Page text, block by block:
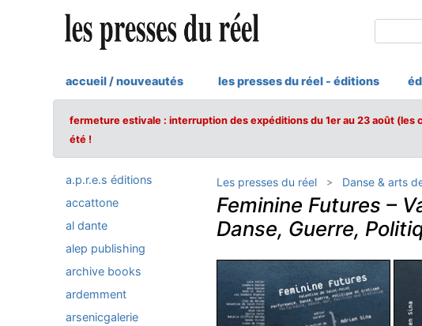
accueil / nouveautés les presses du réel - éditions
fermeture estivale : interruption des expéditions du 1er au 23 août
été !
a.p.r.e.s éditions
accattone
al dante
alep publishing
archive books
ardemment
arsenicgalerie
Les presses du réel Danse & arts
Feminine Futures –
Danse, Guerre,